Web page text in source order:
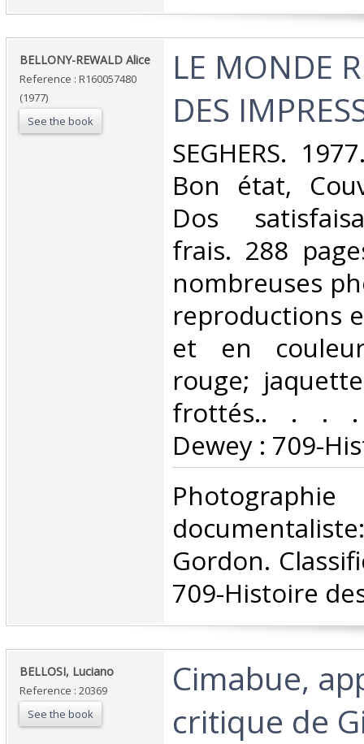
‎BELLONY-REWALD Alice‎
Reference : R160057480
(1977)
See the book
‎LE MONDE
DES
‎SEGHERS.
Bon état,
Dos
frais. 288
nombreuses
reproductions
et en
rouge;
frottés.. . . .
Dewey : 709-
Gordon.
709-Histoire
‎BELLOSI, Luciano‎
Reference : 20369
See the book
‎Cimabue,
critique de